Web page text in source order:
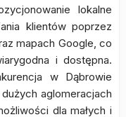
lokalne
klientów poprzez
mapach Google, co
i dostępna.
w Dąbrowie
aglomeracjach
dla małych i